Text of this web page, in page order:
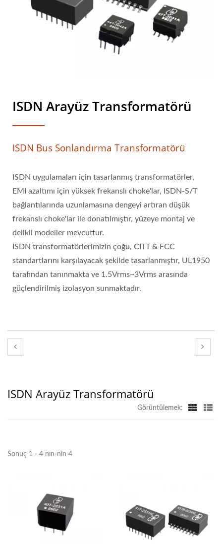
ISDN Arayüz Transformatörü
ISDN Bus Sonlandırma Transformatörü
ISDN uygulamaları için tasarlanmış transformatörler,
EMI azaltımı için yüksek frekanslı choke'lar, ISDN-S/T
bağlantılarında uzunlamasına dengeyi artıran düşük
frekanslı choke'lar ile donatılmıştır, yüzeye montaj ve
delikli modeller mevcuttur.
ISDN transformatörlerimizin çoğu, CITT & FCC
standartlarını karşılayacak şekilde tasarlanmıştır, UL1950
tarafından tanınmakta ve 1.5Vrms~3Vrms arasında
güçlendirilmiş izolasyon sunmaktadır.
ISDN Arayüz Transformatörü
Görüntülemek:
Sonuç 1 - 4 nın-nin 4